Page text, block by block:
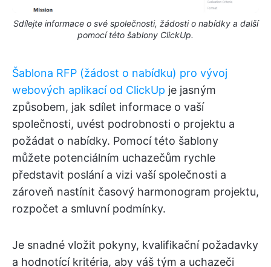
Sdílejte informace o své společnosti, žádosti o nabídky a další
pomocí této šablony ClickUp.
Šablona RFP (žádost o nabídku) pro vývoj
webových aplikací od ClickUp je jasným
způsobem, jak sdílet informace o vaší
společnosti, uvést podrobnosti o projektu a
požádat o nabídky. Pomocí této šablony
můžete potenciálním uchazečům rychle
představit poslání a vizi vaší společnosti a
zároveň nastínit časový harmonogram projektu,
rozpočet a smluvní podmínky.
Je snadné vložit pokyny, kvalifikační požadavky
a hodnotící kritéria, aby váš tým a uchazeči